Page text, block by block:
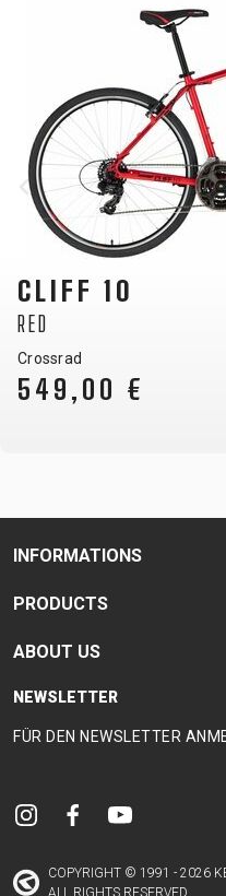
CLIFF 10
RED
Crossrad
549,00 €
INFORMATIONS
PRODUCTS
ABOUT US
NEWSLETTER
FÜR DEN NEWSLETTER
COPYRIGHT © 1991 - 2026
ALL RIGHTS RESERVED.